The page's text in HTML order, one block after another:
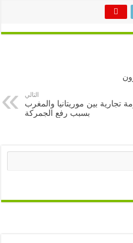
التالي
تجارية بين موريتانيا والمغرب
بسبب رفع الجمركة